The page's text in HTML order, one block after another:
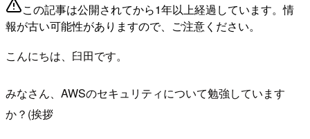
この記事は公開されてから1年以上経過しています。情
報が古い可能性がありますので、ご注意ください。
こんにちは、臼田です。
みなさん、AWSのセキュリティについて勉強しています
か？(挨拶